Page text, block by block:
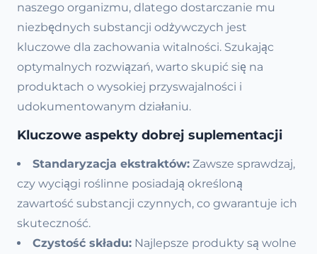
naszego organizmu, dlatego dostarczanie mu
niezbędnych substancji odżywczych jest
kluczowe dla zachowania witalności. Szukając
optymalnych rozwiązań, warto skupić się na
produktach o wysokiej przyswajalności i
udokumentowanym działaniu.
Kluczowe aspekty dobrej suplementacji
Standaryzacja ekstraktów: Zawsze sprawdzaj,
czy wyciągi roślinne posiadają określoną
zawartość substancji czynnych, co gwarantuje ich
skuteczność.
Czystość składu: Najlepsze produkty są wolne